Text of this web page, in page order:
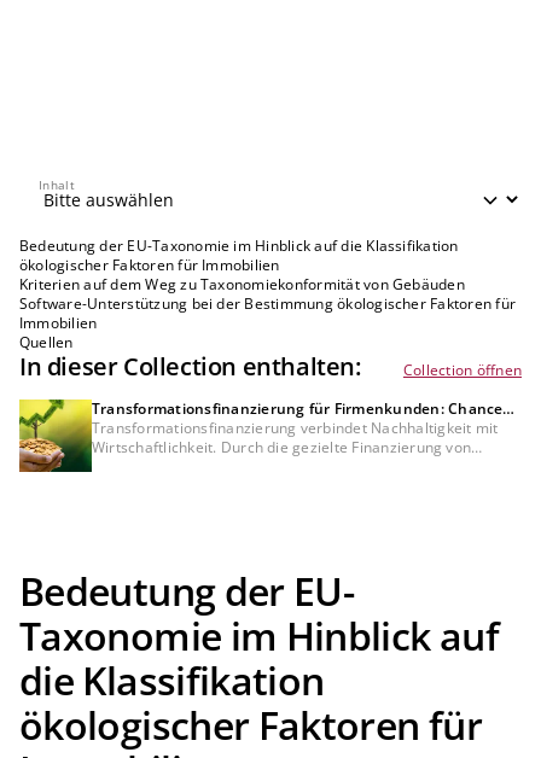
Inhalt
Inhalt
Bedeutung der EU-Taxonomie im Hinblick auf die Klassifikation
ökologischer Faktoren für Immobilien
Kriterien auf dem Weg zu Taxonomiekonformität von Gebäuden
Software-Unterstützung bei der Bestimmung ökologischer Faktoren für
Immobilien
Quellen
In dieser Collection enthalten:
Collection öffnen
Transformationsfinanzierung für Firmenkunden: Chancen
für Kreditinstitute und Unternehmen
Transformationsfinanzierung verbindet Nachhaltigkeit mit
Wirtschaftlichkeit. Durch die gezielte Finanzierung von
Bedeutung der EU-
Taxonomie im Hinblick auf
die Klassifikation
ökologischer Faktoren für